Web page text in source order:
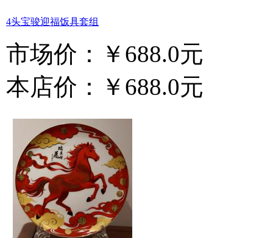
4头宝骏迎福饭具套组
市场价：
￥688.0元
本店价：
￥688.0元